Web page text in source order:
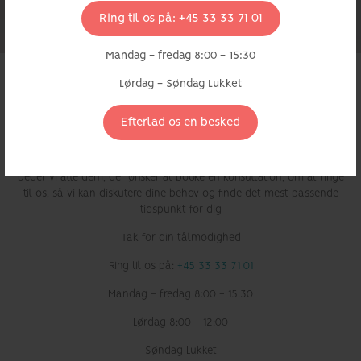
Ring til os på: +45 33 33 71 01
Mandag - fredag 8:00 - 15:30
Lørdag - Søndag Lukket
Efterlad os en besked
omkostninger.
Ring for at bestille din første konsultation.
Vi har for nylig overtaget behandlingen af en anden kliniks
patienter og har mere travlt end normalt.
beder vi alle dem, der ønsker at booke en konsultation, om at ringe
til os, så vi kan diskutere dine behov og finde det mest passende
tidspunkt for dig
Tak for din tålmodighed
Ring til os på: +45 33 33 71 01
Mandag - fredag 8:00 - 15:30
Lørdag 8:00 - 12:00
Søndag Lukket